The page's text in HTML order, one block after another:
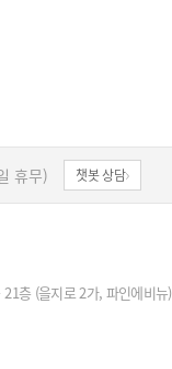
휴무) 챗봇 상담
층 (을지로 2가, 파인에비뉴)